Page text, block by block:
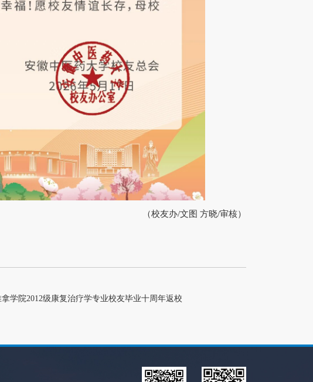
（校友办/文图 方晓/审核）
院2012级康复治疗学专业校友毕业十周年返校